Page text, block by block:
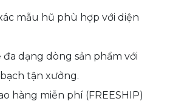
mẫu hũ phù hợp với diện
đa dạng dòng sản phẩm với
tận xưởng.
hàng miễn phí (FREESHIP)